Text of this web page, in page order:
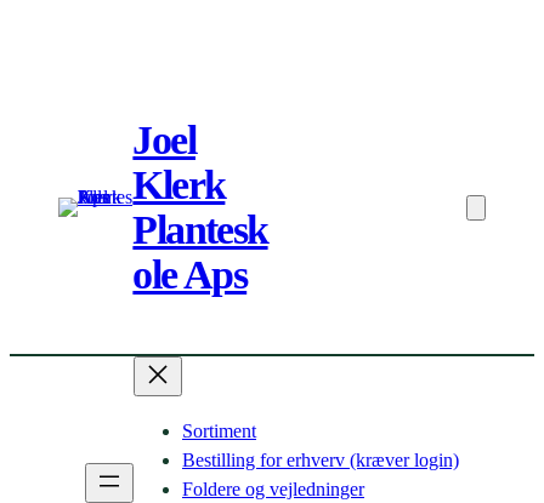
Joel
Klerk
Plantesk
ole Aps
Sortiment
Bestilling for erhverv (kræver login)
Foldere og vejledninger